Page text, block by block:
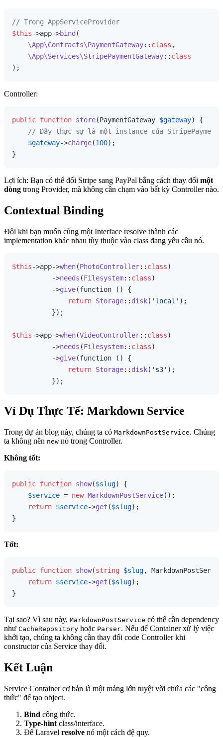
// Trong AppServiceProvider
$this->app->bind (
\App\Contracts\PaymentGateway:: class ,
\App\Services\StripePaymentGateway:: class
Controller:
public function store(PaymentGateway $gateway) {
// Đây thực sự là một instance của
$gateway->charge(100);
Lợi ích: Bạn có thể đổi Stripe sang PayPal bằng cách thay đổi một
dòng trong Provider, mà không cần chạm vào bất kỳ Controller nào.
Contextual Binding
Đôi khi bạn muốn cùng một Interface resolve thành các
implementation khác nhau tùy thuộc vào class đang yêu cầu nó.
$this->app->when(PhotoController:: class)
          ->
needs (Filesystem:: class)
          ->
give(function () {
return Storage:: disk( 'local' );
          });
$this->app->when(VideoController:: class)
          ->
needs (Filesystem:: class)
          ->
give(function () {
return Storage:: disk( 's3' );
Ví Dụ Thực Tế: Markdown Service
Trong dự án blog này, chúng ta có MarkdownPostService. Chúng
ta không nên new nó trong Controller.
Không tốt:
public function show($slug) {
$service = new MarkdownPostService();
return $service->get ($slug);
Tốt:
public function show(string $slug,
return $service->get ($slug);
Tại sao? Vì sau này, MarkdownPostService có thể cần dependency
như CacheRepository hoặc Parser. Nếu để Container xử lý việc
khởi tạo, chúng ta không cần thay đổi code Controller khi
constructor của Service thay đổi.
Kết Luận
Service Container cơ bản là một mảng lớn tuyệt vời chứa các "công
thức" để tạo object.
Bind công thức.
Type-hint class/interface.
Để Laravel resolve nó một cách đệ quy.